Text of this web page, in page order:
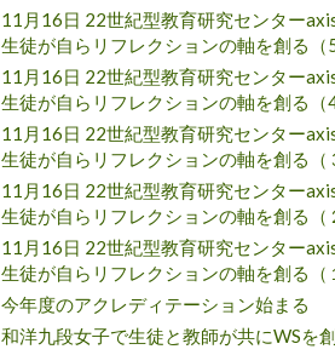
11月16日 22世紀型教育研究センター
生徒が自らリフレクションの軸を創る（5
11月16日 22世紀型教育研究センター
生徒が自らリフレクションの軸を創る（4
11月16日 22世紀型教育研究センター
生徒が自らリフレクションの軸を創る（
11月16日 22世紀型教育研究センター
生徒が自らリフレクションの軸を創る（
11月16日 22世紀型教育研究センター
生徒が自らリフレクションの軸を創る（
今年度のアクレディテーション始まる
和洋九段女子で生徒と教師が共にWSを